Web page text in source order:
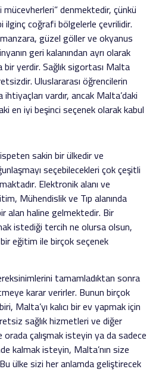
mücevherleri” denmektedir, çünkü
ilginç coğrafi bölgelerle çevrilidir.
güzel göller ve okyanus
geri kalanından ayrı olarak
yerdir. Sağlık sigortası Malta
Uluslararası öğrencilerin
vardır, ancak Malta’daki
en iyi beşinci seçenek olarak kabul
sakin bir ülkedir ve
seçebilecekleri çok çeşitli
Elektronik alanı ve
Mühendislik ve Tıp alanında
alan haline gelmektedir. Bir
istediği tercih ne olursa olsun,
eğitim ile birçok seçenek
tamamladıktan sonra
karar verirler. Bunun birçok
Malta’yı kalıcı bir ev yapmak için
sağlık hizmetleri ve diğer
çalışmak isteyin ya da sadece
kalmak isteyin, Malta’nın size
ülke sizi her anlamda geliştirecek